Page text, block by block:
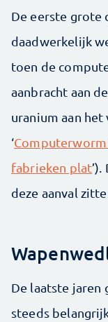
De eerste grote
daadwerkelijk
toen de
aanbracht aan
uranium aan
‘
fabrieken plat
deze aanval
De laatste jaren
steeds